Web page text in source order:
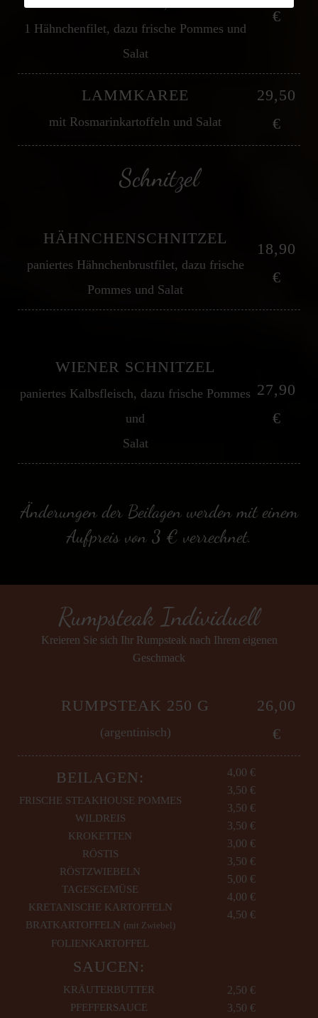
1 Hähnchenfilet, dazu frische Pommes und
Salat
€
LAMMKAREE
mit Rosmarinkartoffeln und Salat
29,50
€
Schnitzel
HÄHNCHENSCHNITZEL
paniertes Hähnchenbrustfilet, dazu frische
Pommes und Salat
18,90
€
WIENER SCHNITZEL
paniertes Kalbsfleisch, dazu frische Pommes
und
Salat
27,90
€
Änderungen der Beilagen werden mit einem
Aufpreis von 3 € verrechnet.
Rumpsteak Individuell
Kreieren Sie sich Ihr Rumpsteak nach Ihrem eigenen
Geschmack
RUMPSTEAK 250 G
(argentinisch)
26,00
€
BEILAGEN:
FRISCHE STEAKHOUSE POMMES
WILDREIS
KROKETTEN
RÖSTIS
RÖSTZWIEBELN
TAGESGEMÜSE
KRETANISCHE KARTOFFELN
BRATKARTOFFELN (mit Zwiebel)
FOLIENKARTOFFEL
4,00 €
3,50 €
3,50 €
3,50 €
3,00 €
3,50 €
5,00 €
4,00 €
4,50 €
SAUCEN:
KRÄUTERBUTTER
PFEFFERSAUCE
2,50 €
3,50 €